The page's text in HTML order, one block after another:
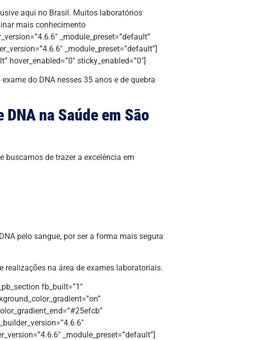
aqui no Brasil. Muitos laboratórios
mais conhecimento
_module_preset=”default”
_module_preset=”default”]
hover_enabled=”0″ sticky_enabled=”0″]
do DNA nesses 35 anos e de quebra
na Saúde em São
buscamos de trazer a excelência em
pelo sangue, por ser a forma mais segura
na área de exames laboratoriais.
fb_built=”1″
_module_preset=”default”]